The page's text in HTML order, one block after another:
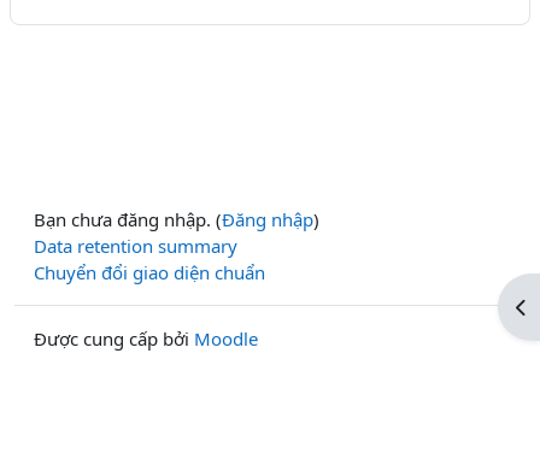
Bạn chưa đăng nhập. (Đăng nhập)
Data retention summary
Chuyển đổi giao diện chuẩn
Được cung cấp bởi Moodle